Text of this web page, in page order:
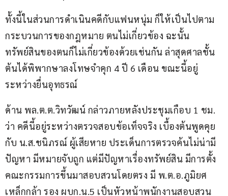
ทั้งนี้ในส่วนการดำเนินคดีกับแฟนหนุ่ม ก็ให้เป็นไปตาม
กระบวนการของกฎหมาย ตนไม่เกี่ยวข้อง ฉะนั้น
ทรัพย์สินของตนก็ไม่เกี่ยวข้องด้วยเช่นกัน ล่าสุดศาลชั้น
ต้นได้พิพากษาลงโทษจำคุก 4 ปี 6 เดือน ขณะนี้อยู่
ระหว่างยื่นอุทธรณ์
ด้าน พล.ต.ต.วิทวัฒน์ กล่าวภายหลังประชุมเกือบ 1 ชม.
ว่า คดีนี้อยู่ระหว่างตรวจสอบข้อเท็จจริง เบื้องต้นพูดคุย
กับ น.ส.ชนิภรณ์ ผู้เสียหาย ประเด็นการตรวจค้นไม่น่ามี
ปัญหา มีหมายจับถูก แต่มีปัญหาเรื่องทรัพย์สิน มีการตั้ง
คณะกรรมการขึ้นมาสอบสวนโดยตรง มี พ.ต.อ.ภูมิยศ
เหล็กกล้า รอง ผบก.น.5 เป็นหัวหน้าพนักงานสอบสวน